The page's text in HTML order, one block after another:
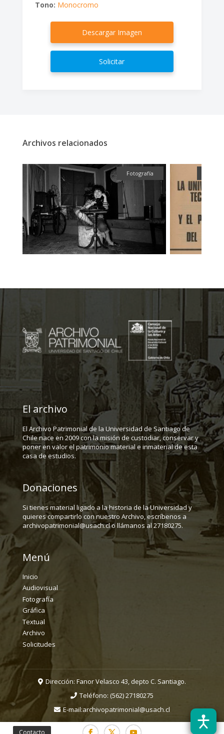
Contacto
Tono: Monocromo
Descargar Imagen
Solicitar
Archivos relacionados
Fotografía
El archivo
El Archivo Patrimonial de la Universidad de Santiago de
Chile nace en 2009 con la misión de custodiar, conservar y
poner en valor el patrimonio material e inmaterial de esta
casa de estudios.
Donaciones
Si tienes material ligado a la historia de la Universidad y
quieres compartirlo con nuestro Archivo, escríbenos a
archivopatrimonial@usach.cl o llámanos al 27180275.
Menú
Inicio
Audiovisual
Fotografía
Gráfica
Textual
Archivo
Solicitudes
Dirección: Fanor Velasco 43, depto C. Santiago.
Teléfono: (562) 27180275
E-mail:archivopatrimonial@usach.cl